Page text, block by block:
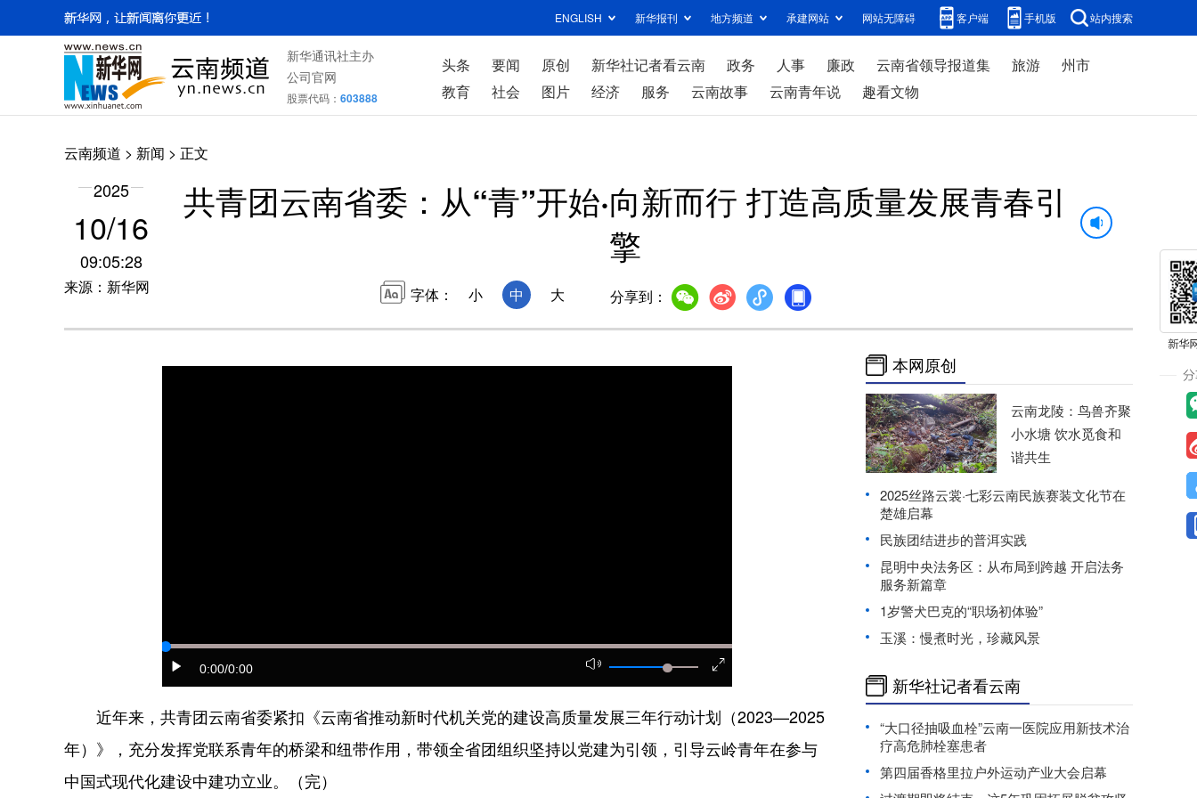
ENGLISH 新华报刊 地方频道 承建网站 网站无障碍 客户端 手机版 站内搜索
新华通讯社主办
公司官网
股票代码： 603888
头条 要闻 原创 新华社记者看云南 政务 人事 廉政 云南省领导报道集 旅游
州市
教育
社会 图片 经济 服务 云南故事 云南青年说 趣看文物
云南频道 > 新闻 > 正文
2025
10/16
09:05:28
来源：新华网
共青团云南省委：从“青”开始·向新而行 打造高质量发展青春引
擎
字体： 小 中 大 分享到：
0:00/0:00
近年来，共青团云南省委紧扣《云南省推动新时代机关党的建设高质量发展三年行动计划（2023—2025
年）》，充分发挥党联系青年的桥梁和纽带作用，带领全省团组织坚持以党建为引领，引导云岭青年在参与
中国式现代化建设中建功立业。（完）
本网原创
云南龙陵：鸟兽齐聚
小水塘 饮水觅食和
谐共生
2025丝路云裳·七彩云南民族赛装文化节在
楚雄启幕
民族团结进步的普洱实践
昆明中央法务区：从布局到跨越 开启法务
服务新篇章
1岁警犬巴克的“职场初体验”
玉溪：慢煮时光，珍藏风景
新华社记者看云南
“大口径抽吸血栓”云南一医院应用新技术治
疗高危肺栓塞患者
第四届香格里拉户外运动产业大会启幕